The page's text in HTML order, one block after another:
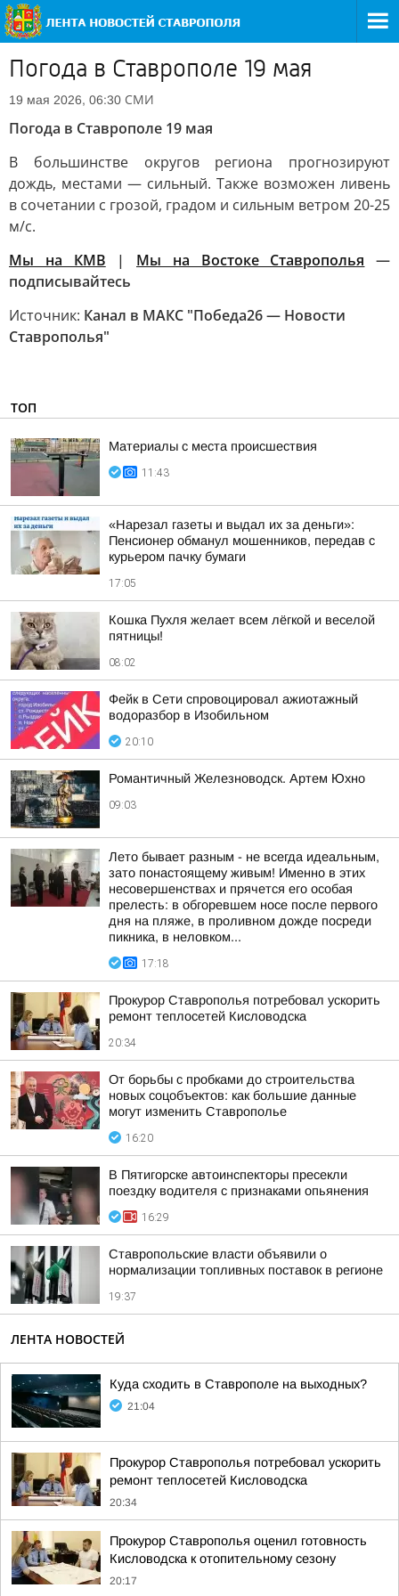
Погода в Ставрополе 19 мая
19 мая 2026, 06:30 СМИ
Погода в Ставрополе 19 мая
В большинстве округов региона прогнозируют
дождь, местами — сильный. Также возможен ливень
в сочетании с грозой, градом и сильным ветром 20-25
м/с.
Мы на КМВ | Мы на Востоке Ставрополья —
подписывайтесь
Источник: Канал в МАКС "Победа26 — Новости
Ставрополья"
ТОП
Материалы с места происшествия
11:43
«Нарезал газеты и выдал их за деньги»:
Пенсионер обманул мошенников, передав с
курьером пачку бумаги
17:05
Кошка Пухля желает всем лёгкой и веселой
пятницы!
08:02
Фейк в Сети спровоцировал ажиотажный
водоразбор в Изобильном
20:10
Романтичный Железноводск. Артем Юхно
09:03
Лето бывает разным - не всегда идеальным,
зато понастоящему живым! Именно в этих
несовершенствах и прячется его особая
прелесть: в обгоревшем носе после первого
дня на пляже, в проливном дожде посреди
пикника, в неловком...
17:18
Прокурор Ставрополья потребовал ускорить
ремонт теплосетей Кисловодска
20:34
От борьбы с пробками до строительства
новых соцобъектов: как большие данные
могут изменить Ставрополье
16:20
В Пятигорске автоинспекторы пресекли
поездку водителя с признаками опьянения
16:29
Ставропольские власти объявили о
нормализации топливных поставок в регионе
19:37
ЛЕНТА НОВОСТЕЙ
Куда сходить в Ставрополе на выходных?
21:04
Прокурор Ставрополья потребовал ускорить
ремонт теплосетей Кисловодска
20:34
Прокурор Ставрополья оценил готовность
Кисловодска к отопительному сезону
20:17